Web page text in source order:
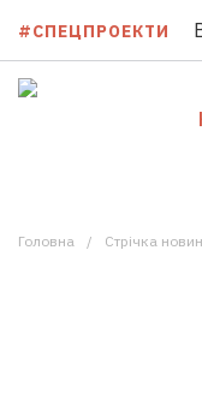
#СПЕЦПРОЕКТИ
Головна Стрічка новин